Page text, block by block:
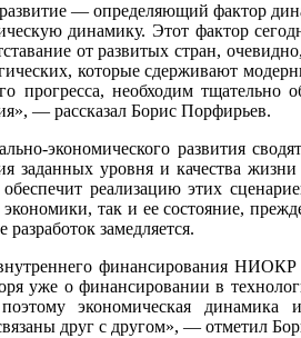
― определяющий фактор
динамику. Этот фактор
от развитых стран,
которые сдерживают
прогресса, необходим
― рассказал Борис Порфирьев.
экономического развития
заданных уровня и качества
реализацию этих
так и ее состояние,
замедляется.
финансирования
уже о финансировании в
экономическая динамика и
друг с другом», ― отметил